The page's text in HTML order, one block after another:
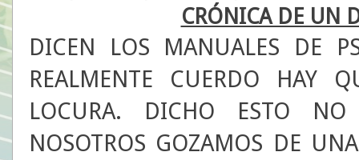
CRÓNICA DE UN
DICEN LOS MANUALES DE
REALMENTE CUERDO HAY
LOCURA. DICHO ESTO
NOSOTROS GOZAMOS DE